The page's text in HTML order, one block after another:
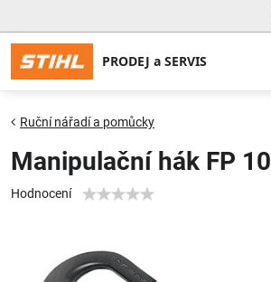
Ruční nářadí a pomůcky
Manipulační hák FP 10
Hodnocení